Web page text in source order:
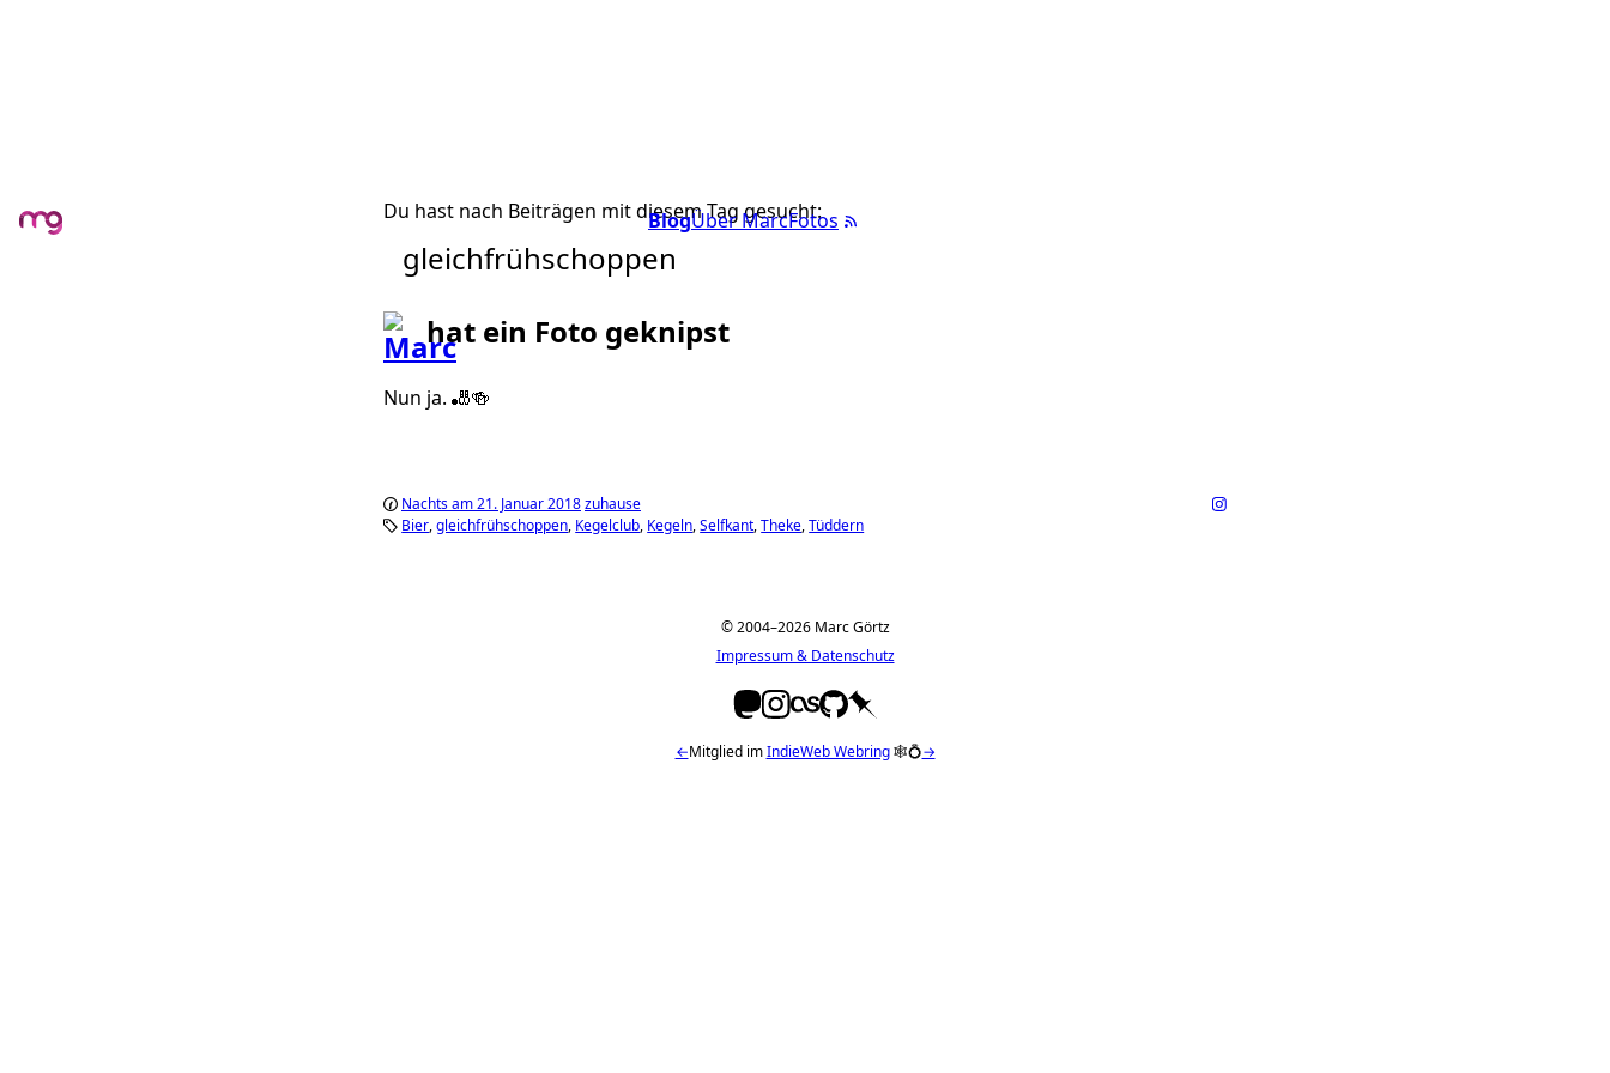
BlogÜber MarcFotos
Du hast nach Beiträgen mit diesem Tag gesucht:
gleichfrühschoppen
hat ein Foto geknipst
Nun ja. 🎳🍻
Nachts am 21. Januar 2018zuhause
Bier gleichfrühschoppen Kegelclub Kegeln Selfkant Theke Tüddern
© 2004–2026 Marc Görtz
Impressum & Datenschutz
←Mitglied imIndieWeb Webring🕸💍→